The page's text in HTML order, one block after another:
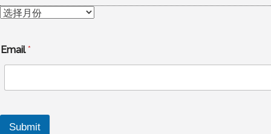
归
Email*
Submit